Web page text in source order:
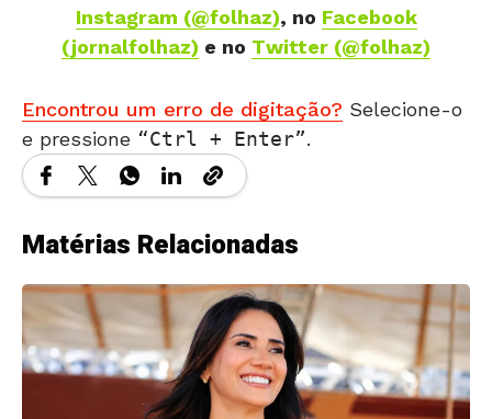
Instagram (@folhaz), no Facebook
(jornalfolhaz) e no Twitter (@folhaz)
Encontrou um erro de digitação? Selecione-o
e pressione
Ctrl + Enter .
Matérias Relacionadas